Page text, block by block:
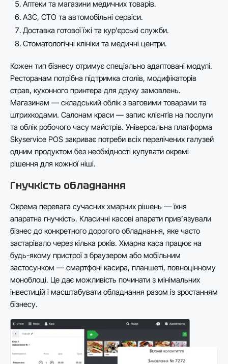
Аптеки та магазини медичних товарів.
АЗС, СТО та автомобільні сервіси.
Доставка готової їжі та кур’єрські служби.
Стоматологічні клініки та медичні центри.
Кожен тип бізнесу отримує спеціально адаптовані модулі.
Ресторанам потрібна підтримка столів, модифікаторів
страв, кухонного принтера для друку замовлень.
Магазинам — складський облік з ваговими товарами та
штрихкодами. Салонам краси — запис клієнтів на послуги
та облік робочого часу майстрів. Універсальна платформа
Skyservice POS закриває потреби всіх перелічених галузей
одним продуктом без необхідності купувати окремі
рішення для кожної ніші.
Гнучкість обладнання
Окрема перевага сучасних хмарних рішень — їхня
апаратна гнучкість. Класичні касові апарати прив’язували
бізнес до конкретного дорогого обладнання, яке часто
застарівало через кілька років. Хмарна каса працює на
будь-якому пристрої з браузером або мобільним
застосунком — смартфоні касира, планшеті, повноцінному
моноблоці. Це дає можливість починати з мінімальних
інвестицій і масштабувати обладнання разом із зростанням
бізнесу.